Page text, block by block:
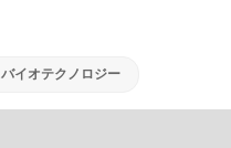
バイオテクノロジー